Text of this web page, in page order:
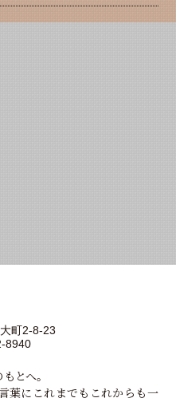
町2-8-23
8940
とへ。
葉にこれまでもこれからも一